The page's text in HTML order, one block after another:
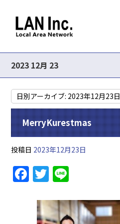
2023 12月 23
日別アーカイブ: 2023年12月23日
MerryKurestmas
投稿日 2023年12月23日
F
a
c
T
w
itte